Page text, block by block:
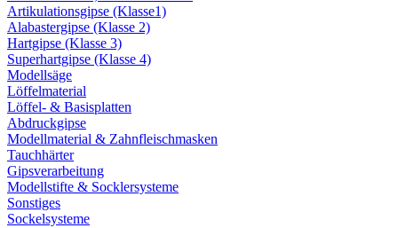
Artikulationsgipse (Klasse1)
Alabastergipse (Klasse 2)
Hartgipse (Klasse 3)
Superhartgipse (Klasse 4)
Modellsäge
Löffelmaterial
Löffel- & Basisplatten
Abdruckgipse
Modellmaterial & Zahnfleischmasken
Tauchhärter
Gipsverarbeitung
Modellstifte & Socklersysteme
Sonstiges
Sockelsysteme